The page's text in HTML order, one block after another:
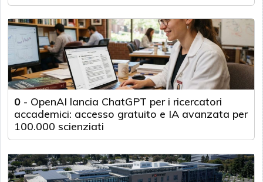
0 - OpenAI lancia ChatGPT per i ricercatori
accademici: accesso gratuito e IA avanzata per
100.000 scienziati